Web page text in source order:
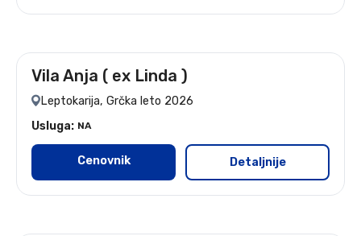
Vila Anja ( ex Linda )
Leptokarija, Grčka leto 2026
Usluga: NA
Cenovnik Detaljnije